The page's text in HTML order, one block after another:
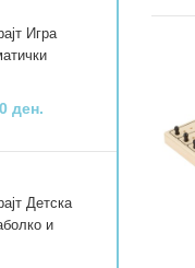
Игра
ден.
Детска
и